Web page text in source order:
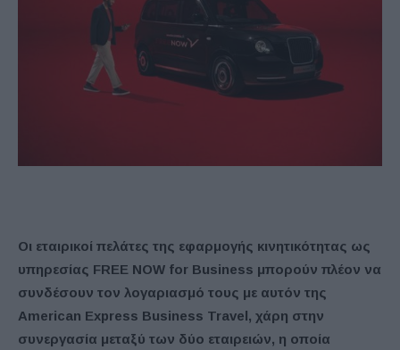
Οι εταιρικοί πελάτες της εφαρμογής κινητικότητας ως
υπηρεσίας FREE NOW for Business μπορούν πλέον να
συνδέσουν τον λογαριασμό τους με αυτόν της
American Express Business Travel, χάρη στην
συνεργασία μεταξύ των δύο εταιρειών, η οποία